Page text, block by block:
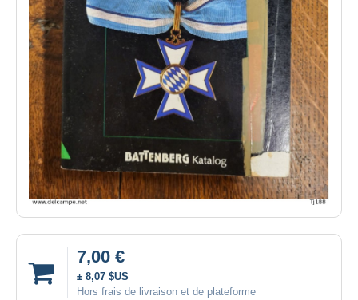
7,00 €
± 8,07 $US
Hors frais de livraison et de plateforme